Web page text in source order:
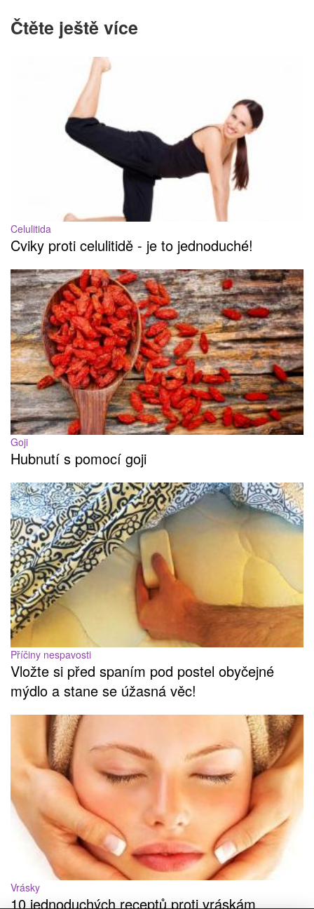
Čtěte ještě více
Celulitida
Cviky proti celulitidě - je to jednoduché!
Goji
Hubnutí s pomocí goji
Příčiny nespavosti
Vložte si před spaním pod postel obyčejné
mýdlo a stane se úžasná věc!
Vrásky
10 jednoduchých receptů proti vráskám